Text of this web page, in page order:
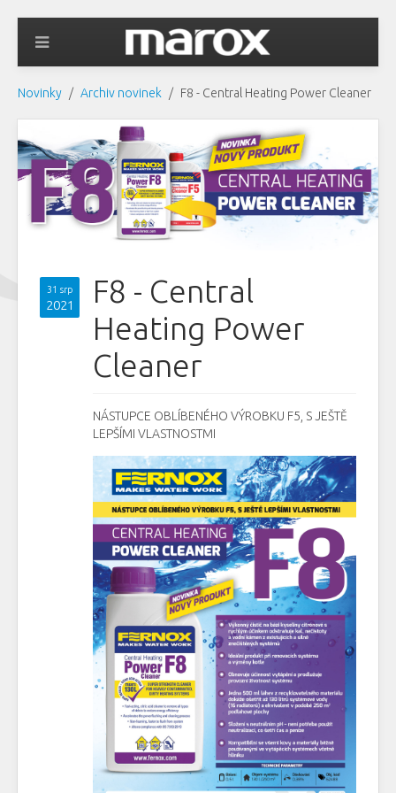
Novinky Archiv novinek F8 - Central Heating Power Cleaner
31 srp
2021
F8 - Central
Heating Power
Cleaner
NÁSTUPCE OBLÍBENÉHO VÝROBKU F5, S JEŠTĚ
LEPŠÍMI VLASTNOSTMI